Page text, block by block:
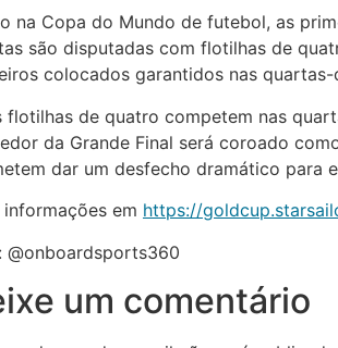
na Copa do Mundo de futebol, as
são disputadas com flotilhas de
colocados garantidos nas
flotilhas de quatro competem nas
da Grande Final será coroado
dar um desfecho dramático para
informações em https://
@onboardsports360
um comentário